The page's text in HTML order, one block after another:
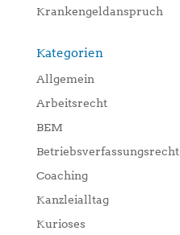
Krankengeldanspruch
Kategorien
Allgemein
Arbeitsrecht
BEM
Betriebsverfassungsrecht
Coaching
Kanzleialltag
Kurioses